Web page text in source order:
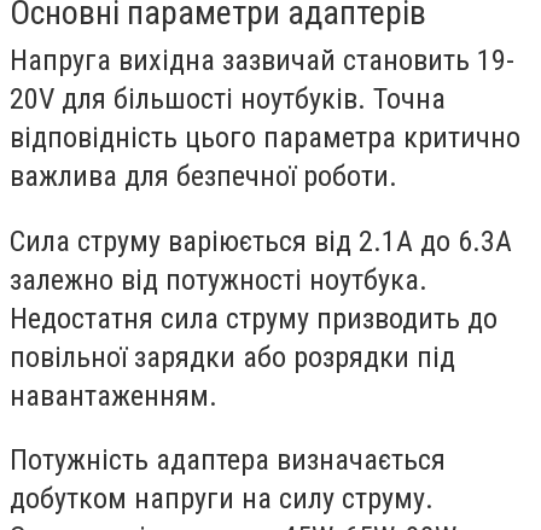
Основні параметри адаптерів
Напруга вихідна зазвичай становить 19-
20V для більшості ноутбуків. Точна
відповідність цього параметра критично
важлива для безпечної роботи.
Сила струму варіюється від 2.1A до 6.3A
залежно від потужності ноутбука.
Недостатня сила струму призводить до
повільної зарядки або розрядки під
навантаженням.
Потужність адаптера визначається
добутком напруги на силу струму.